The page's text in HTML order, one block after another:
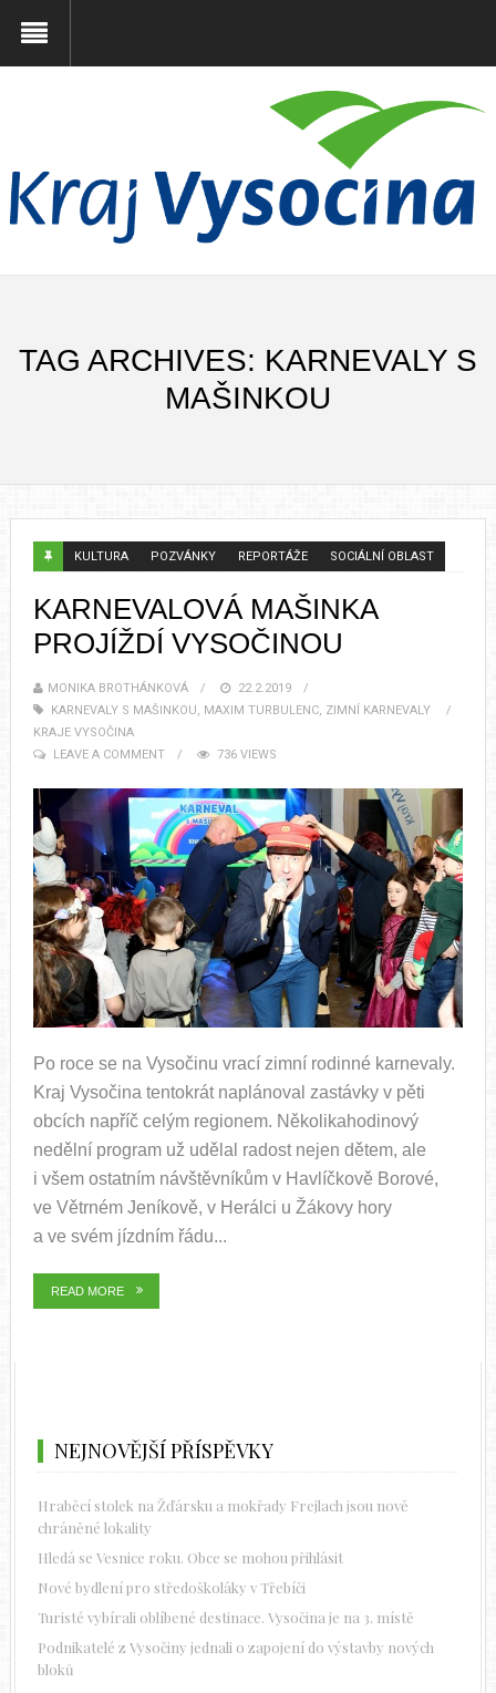
TAG ARCHIVES: KARNEVALY S
MAŠINKOU
KULTURA POZVÁNKY REPORTÁŽE SOCIÁLNÍ OBLAST
KARNEVALOVÁ MAŠINKA
PROJÍŽDÍ VYSOČINOU
MONIKA BROTHÁNKOVÁ
22.2.2019
KARNEVALY S MAŠINKOU, MAXIM TURBULENC, ZIMNÍ KARNEVALY
KRAJE VYSOČINA
LEAVE A COMMENT
736 VIEWS
Po roce se na Vysočinu vrací zimní rodinné karnevaly.
Kraj Vysočina tentokrát naplánoval zastávky v pěti
obcích napříč celým regionem. Několikahodinový
nedělní program už udělal radost nejen dětem, ale
i všem ostatním návštěvníkům v Havlíčkově Borové,
ve Větrném Jeníkově, v Herálci u Žákovy hory
a ve svém jízdním řádu...
READ MORE
NEJNOVĚJŠÍ PŘÍSPĚVKY
Hraběcí stolek na Žďársku a mokřady Frejlach jsou nově
chráněné lokality
Hledá se Vesnice roku. Obce se mohou přihlásit
Nové bydlení pro středoškoláky v Třebíči
Turisté vybírali oblíbené destinace. Vysočina je na 3. místě
Podnikatelé z Vysočiny jednali o zapojení do výstavby nových
bloků